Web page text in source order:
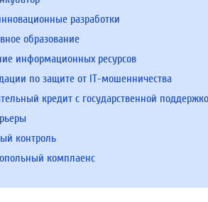
разработки
образование
информационных ресурсов
по защите от IT-мошенничества
кредит с государственной
контроль
комплаенс